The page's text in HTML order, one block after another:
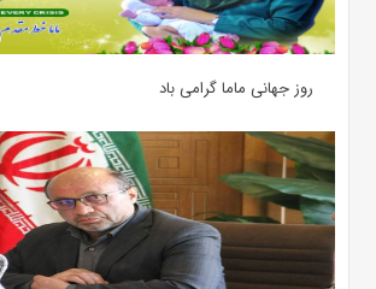
روز جهانی ماما گرامی باد